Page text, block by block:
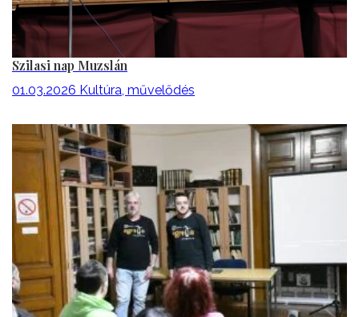
Szilasi nap Muzslán
01.03.2026 Kultúra, művelődés